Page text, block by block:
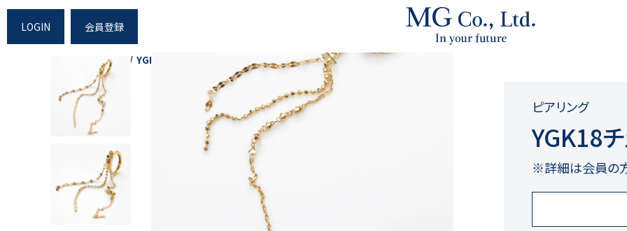
LOGIN 会員登録
Shopping YGK18チェーンピアリング片方
ピアリング
YGK18
※詳細は会員の